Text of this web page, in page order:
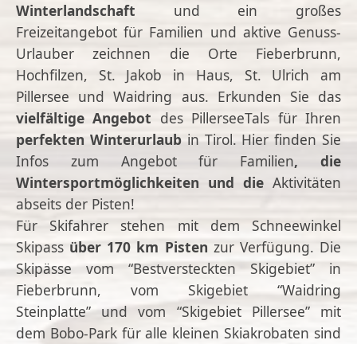
Winterlandschaft und ein großes
Freizeitangebot für Familien und aktive Genuss-
Urlauber zeichnen die Orte Fieberbrunn,
Hochfilzen, St. Jakob in Haus, St. Ulrich am
Pillersee und Waidring aus. Erkunden Sie das
vielfältige Angebot des PillerseeTals für Ihren
perfekten Winterurlaubin Tirol. Hier finden Sie
Infos zum Angebotfür Familien, die
Wintersportmöglichkeiten und die Aktivitäten
abseits der Pisten!
Für Skifahrer stehen mit dem Schneewinkel
Skipass über 170 km Pisten zur Verfügung. Die
Skipässe vom “Bestversteckten Skigebiet” in
Fieberbrunn, vom Skigebiet “Waidring
Steinplatte” und vom “Skigebiet Pillersee” mit
dem Bobo-Park für alle kleinen Skiakrobaten sind